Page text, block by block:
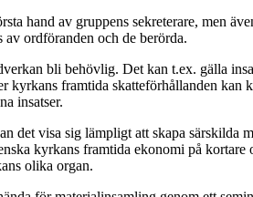
hand av gruppens sekreterare, men
av ordföranden och de berörda.
bli behövlig. Det kan t.ex. gälla
kyrkans framtida skatteförhållanden kan
insatser.
det visa sig lämpligt att skapa
kyrkans framtida ekonomi på
olika organ.